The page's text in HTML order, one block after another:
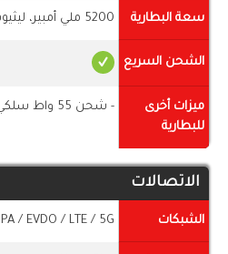
سعة البطارية 5200 ملي أمبير، ليثيوم بوليمر، غير قابلة للإزالة
الشحن السريع
ميزات أخرى
للبطارية
- شحن 55 واط سلكي
الاتصالات
الشبكات / EVDO / LTE / 5G